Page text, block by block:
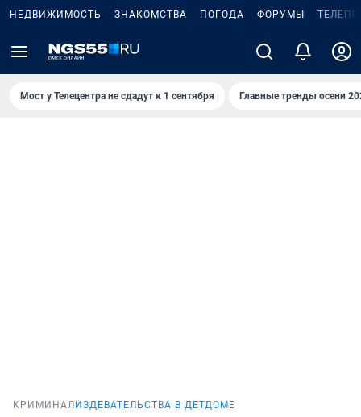
НЕДВИЖИМОСТЬ ЗНАКОМСТВА ПОГОДА ФОРУМЫ
Мост у Телецентра не сдадут к 1 сентября Главные тренды осени
КРИМИНАЛ ИЗДЕВАТЕЛЬСТВА В ДЕТДОМЕ